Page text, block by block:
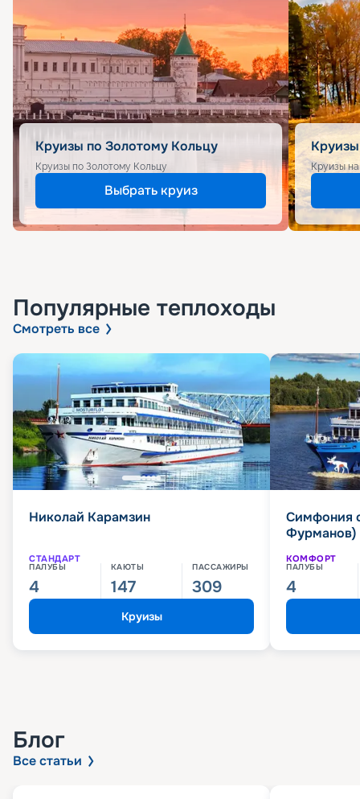
Круизы по Золотому Кольцу
Круизы по Золотому Кольцу
Выбрать круиз
Круизы
Популярные теплоходы
Смотреть все
Николай Карамзин
СТАНДАРТ
ПАЛУБЫ
4
КАЮТЫ
147
ПАССАЖИРЫ
309
Круизы
Симфония
Фурманов)
КОМФОРТ
ПАЛУБЫ
4
Блог
Все статьи